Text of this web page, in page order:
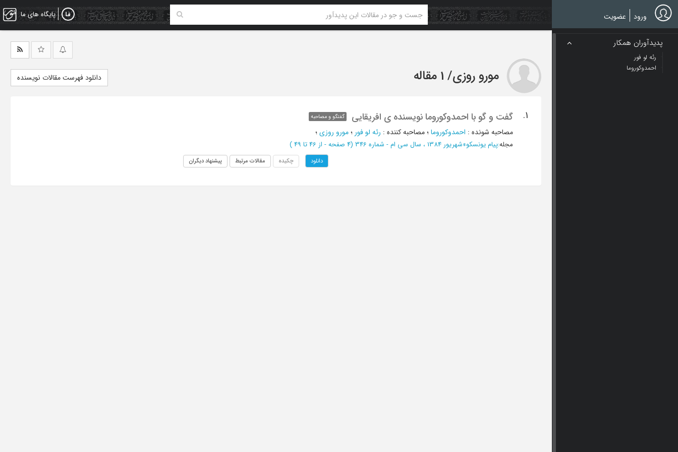
Skip
to
main
پایگاه های ما ورود عضویت
پدیدآوران همکار
رئه لو فور
احمدوکوروما
مورو روزی/ 1 مقاله دانلود فهرست مقالات نویسنده
1. گفت و گو با احمدوکوروما نویسنده ی افریقایی گفتگو و مصاحبه
مصاحبه شونده : احمدوکوروما؛مصاحبه کننده : رئه لو فور ؛مورو روزی؛
مجله:پیام یونسکو»شهریور 1384 ، سال سی ام - شماره 346 (‎4 صفحه - از 46 تا 49 )
دانلود چکیده مقالات مرتبط پیشنهاد دیگران